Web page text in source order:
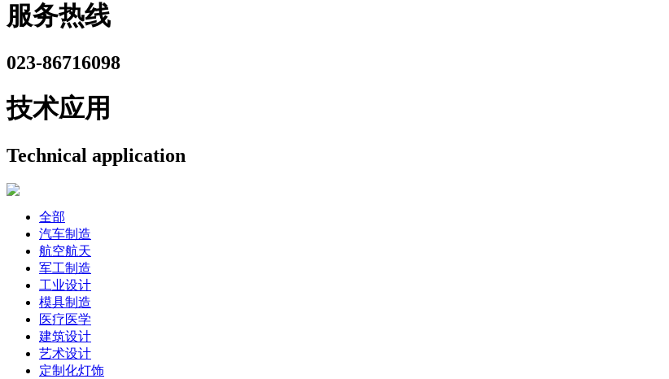
服务热线
023-86716098
技术应用
Technical application
全部
汽车制造
航空航天
军工制造
工业设计
模具制造
医疗医学
建筑设计
艺术设计
定制化灯饰